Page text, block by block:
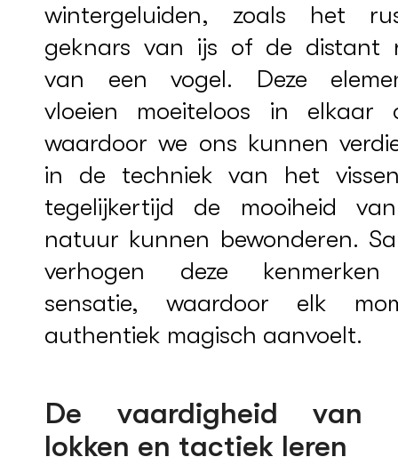
wintergeluiden, zoals het
geknars van ijs of de distant
van een vogel. Deze
vloeien moeiteloos in elkaar
waardoor we ons kunnen
in de techniek van het
tegelijkertijd de mooiheid
natuur kunnen bewonderen.
verhogen deze
sensatie, waardoor elk
authentiek magisch aanvoelt.
De vaardigheid van
lokken en tactiek leren